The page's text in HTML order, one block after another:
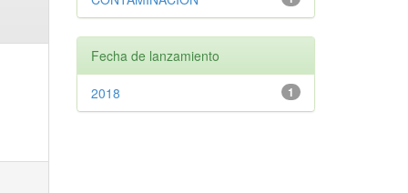
Fecha de lanzamiento
1
2018